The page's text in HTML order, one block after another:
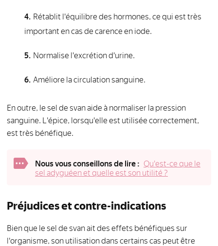
Rétablit l'équilibre des hormones, ce qui est très
important en cas de carence en iode.
Normalise l'excrétion d'urine.
Améliore la circulation sanguine.
En outre, le sel de svan aide à normaliser la pression
sanguine. L'épice, lorsqu'elle est utilisée correctement,
est très bénéfique.
Nous vous conseillons de lire : Qu'est-ce que le
sel adyguéen et quelle est son utilité ?
Préjudices et contre-indications
Bien que le sel de svan ait des effets bénéfiques sur
l'organisme, son utilisation dans certains cas peut être